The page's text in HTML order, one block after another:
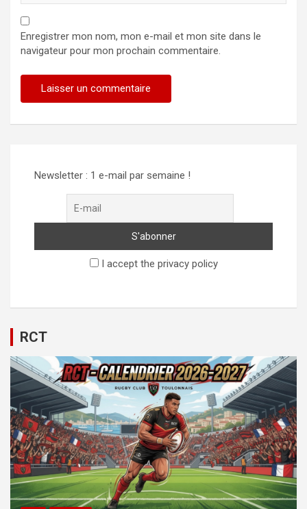
Enregistrer mon nom, mon e-mail et mon site dans le
navigateur pour mon prochain commentaire.
Newsletter : 1 e-mail par semaine !
I accept the privacy policy
RCT